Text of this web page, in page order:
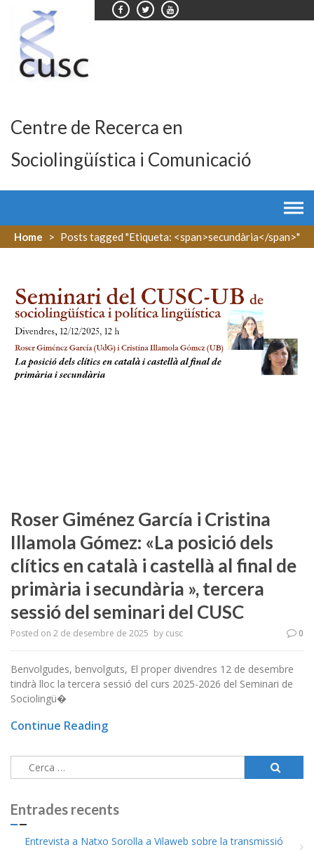
content
Centre de Recerca en
Sociolingüística i Comunicació
Home > Posts tagged "Etiqueta: <span>secundària</span>"
Roser Giménez García i Cristina
Illamola Gómez: «La posició dels
clítics en català i castellà al final de
primària i secundària », tercera
sessió del seminari del CUSC
Posted on 2 de desembre de 2025 by cusc 0
Benvolgudes, benvolguts, El proper divendres 12 de desembre
tindrà lloc la tercera sessió del curs 2025-2026 del Seminari de
Sociolingü�
Continue Reading
Cerca:
Entrades recents
Entrevista a Natxo Sorolla a Vilaweb sobre la transmissió